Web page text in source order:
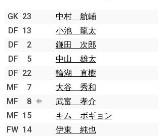
GK 23 中村 航輔
DF 13 小池 龍太
DF 2 鎌田 次郎
DF 5 中山 雄太
DF 22 輪湖 直樹
MF 7 大谷 秀和
MF 8 武富 孝介
MF 15 キム ボギョン
FW 14 伊東 純也